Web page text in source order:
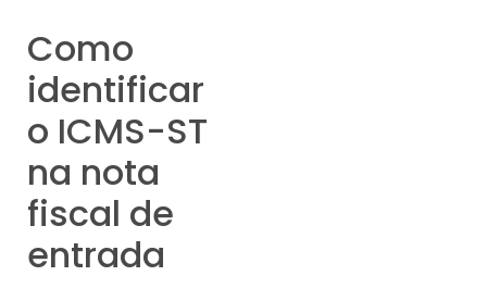
Como
identificar
o ICMS-ST
na nota
fiscal de
entrada